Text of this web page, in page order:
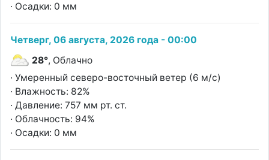
· Осадки: 0 мм
Четверг, 06 августа, 2026 года - 00:00
28°, Облачно
· Умеренный северо-восточный ветер (6 м/с)
· Влажность: 82%
· Давление: 757 мм рт. ст.
· Облачность: 94%
· Осадки: 0 мм